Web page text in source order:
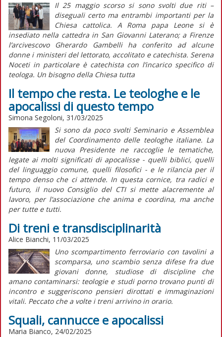
Il 25 maggio scorso si sono svolti due riti –
diseguali certo ma entrambi importanti per la
Chiesa cattolica. A Roma papa Leone si è
insediato nella cattedra in San Giovanni Laterano; a Firenze
l’arcivescovo Gherardo
Gambelli ha conferito ad alcune
donne i ministeri del lettorato, accolitato e catechista. Serena
Noceti in particolare è catechista con l’incarico specifico di
teologa. Un bisogno della Chiesa tutta
Il tempo che resta. Le teologhe e le
apocalissi di questo tempo
Simona Segoloni, 31/03/2025
Si sono da poco svolti Seminario e Assemblea
del Coordinamento delle teologhe italiane. La
nuova Presidente ne raccoglie le tematiche,
legate ai molti significati di apocalisse - quelli biblici, quelli
del linguaggio comune, quelli filosofici - e le rilancia per il
tempo denso che ci attende. In questa cornice, tra radici e
futuro, il nuovo Consiglio del CTI si mette alacremente al
lavoro, per l’associazione che anima e coordina, ma anche
per tutte e tutti.
Di treni e transdisciplinarità
Alice Bianchi, 11/03/2025
Uno scompartimento ferroviario con tavolini a
scomparsa, uno scambio senza difese fra due
giovani donne, studiose di discipline che
amano contaminarsi: teologie e studi porno trovano punti di
incontro e suggeriscono pensieri dirottati e immaginazioni
vitali. Peccato che a volte i treni arrivino in orario.
Squali, cannucce e apocalissi
Maria Bianco, 24/02/2025